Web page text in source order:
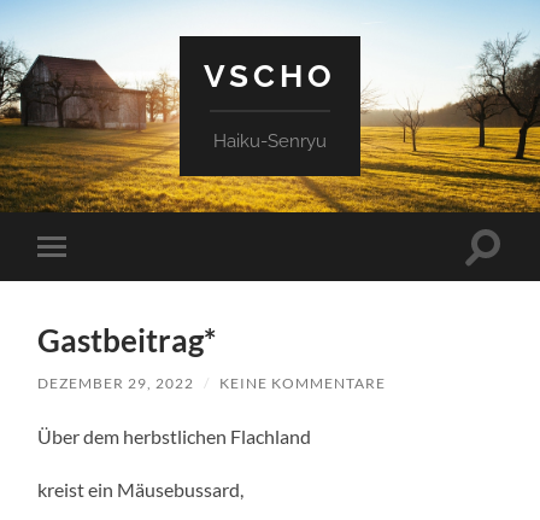
VSCHO
Haiku-Senryu
Mobile-
Menü
Gastbeitrag*
DEZEMBER 29, 2022 / KEINE KOMMENTARE
Über dem herbstlichen Flachland
kreist ein Mäusebussard,